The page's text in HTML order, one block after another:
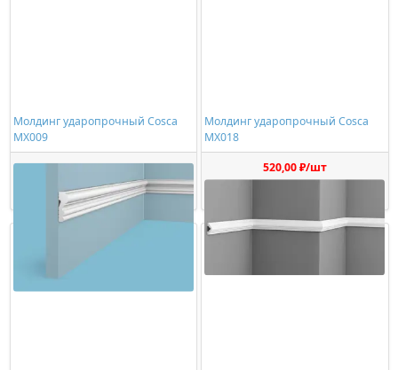
Молдинг ударопрочный Cosca
MX009
496,00 ₽/шт
Купить
Молдинг ударопрочный Cosca
MX018
520,00 ₽/шт